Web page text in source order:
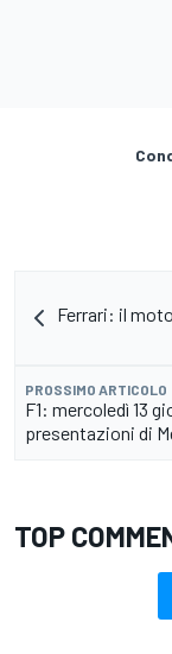
Ferrari: il
PROSSIMO ARTICOLO
F1: mercoledì 13
presentazioni di
TOP